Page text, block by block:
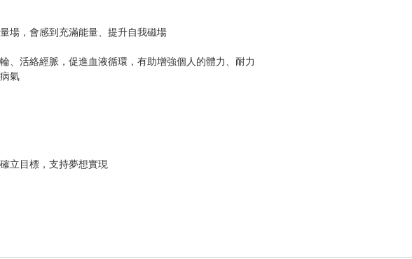
場，會感到充滿能量、提升自我磁場
、活絡經脈，促進血液循環，有助增強個人的體力、耐力
氣
立目標，支持夢想實現